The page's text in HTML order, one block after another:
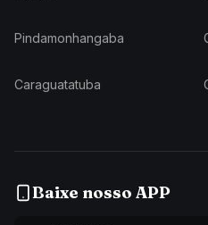
Pindamonhangaba
Caraguatatuba
Baixe nosso APP